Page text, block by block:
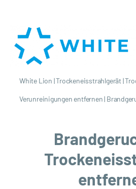
White Lion |Trockeneisstrahlgerät|
Verunreinigungen entfernen|